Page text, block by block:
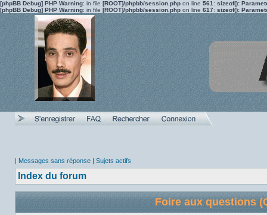
[phpBB Debug] PHP Warning: in file [ROOT]/phpbb/session.php on line 561 : sizeof():
[phpBB Debug] PHP Warning: in file [ROOT]/phpbb/session.php on line 617: sizeof():
| Messages sans réponse | Sujets actifs
Index du forum
Foire aux questions